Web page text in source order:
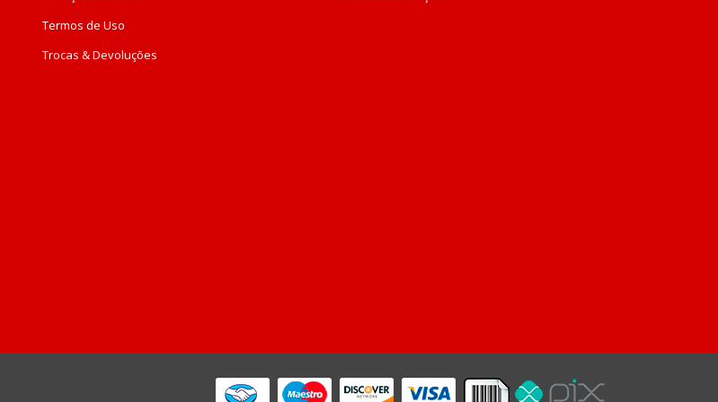
Termos de Uso
Trocas & Devoluções